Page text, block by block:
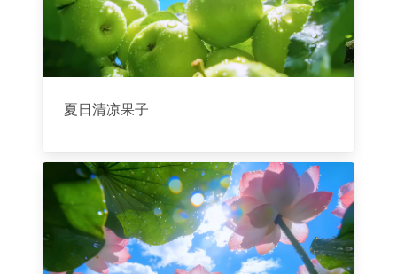
夏日清凉果子